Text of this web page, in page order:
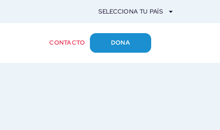
SELECCIONA TU PAÍS
DONA
CONTACTO